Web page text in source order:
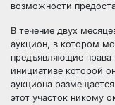
возможности
В течение двух
аукцион, в котором
предъявляющие права
инициативе которой
аукциона
этот участок никому